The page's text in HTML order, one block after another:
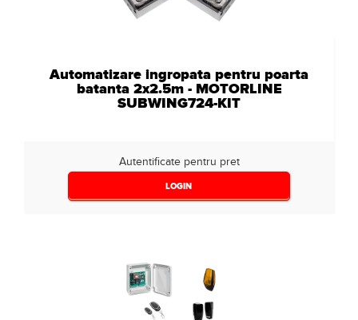
Automatizare ingropata pentru poarta
batanta 2x2.5m - MOTORLINE
SUBWING724-KIT
Autentificate pentru pret
LOGIN